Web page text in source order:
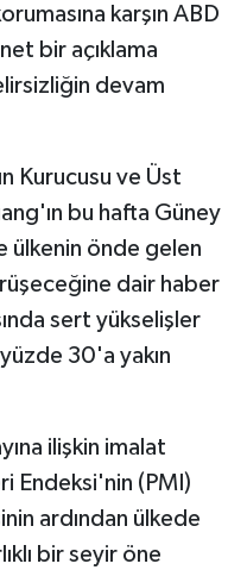
karşın ABD
bir açıklama
devam
Kurucusu ve Üst
bu hafta Güney
ülkenin önde gelen
dair haber
sert yükselişler
30'a yakın
ilişkin imalat
Endeksi'nin (PMI)
ardından ülkede
bir seyir öne